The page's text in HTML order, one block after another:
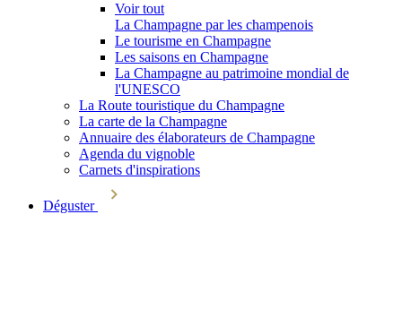
Voir tout
La Champagne par les champenois
Le tourisme en Champagne
Les saisons en Champagne
La Champagne au patrimoine mondial de
l'UNESCO
La Route touristique du Champagne
La carte de la Champagne
Annuaire des élaborateurs de Champagne
Agenda du vignoble
Carnets d'inspirations
Déguster